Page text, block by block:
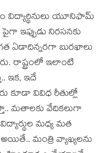
విద్యార్థినులు యూనిఫామ్
ఇప్పుడు నిరసనకు
గత ఏడాదిన్నరగా బురఖాలు
రాష్ట్రంలో ఇలాంటి
ఇక‌, ఇదే
కూడా వివిధ రీతుల్లో
మ‌తాల‌కు వేదిక‌లుగా
మ‌ధ్య మ‌త
మంత్రి వ్యాఖ్య‌ల‌ను